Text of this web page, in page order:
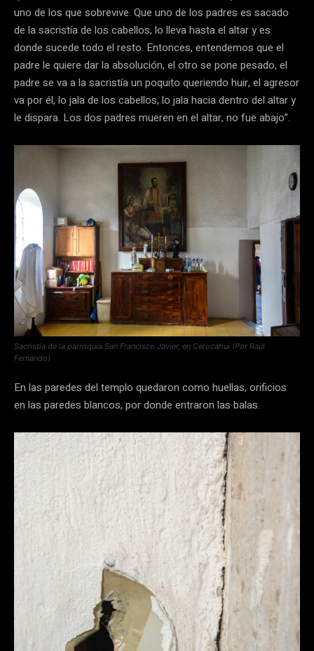
uno de los que sobrevive. Que uno de los padres es sacado
de la sacristía de los cabellos, lo lleva hasta el altar y es
donde sucede todo el resto. Entonces, entendemos que el
padre le quiere dar la absolución, el otro se pone pesado, el
padre se va a la sacristía un poquito queriendo huir, el agresor
va por él, lo jala de los cabellos, lo jala hacia dentro del altar y
le dispara. Los dos padres mueren en el altar, no fue abajo”.
Sacristía de la parroquia San Francisco Javier, en Cerocahui (Por Raúl
Fernando)
En las paredes del templo quedaron como huellas, orificios
en las paredes blancos, por donde entraron las balas.